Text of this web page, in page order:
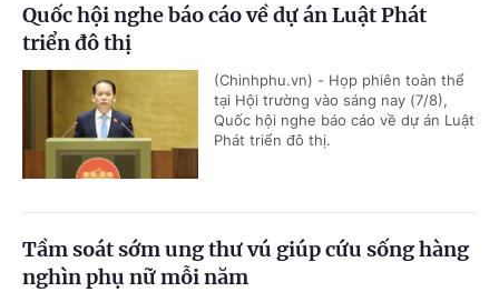
Quốc hội nghe báo cáo về dự án Luật Phát
triển đô thị
(Chinhphu.vn) - Họp phiên toàn thể
tại Hội trường vào sáng nay (7/8),
Quốc hội nghe báo cáo về dự án Luật
Phát triển đô thị.
Tầm soát sớm ung thư vú giúp cứu sống hàng
nghìn phụ nữ mỗi năm